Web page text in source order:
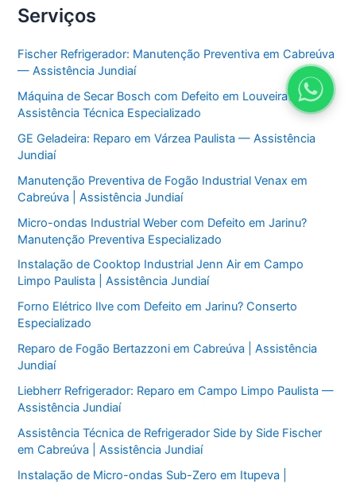
Serviços
Fischer Refrigerador: Manutenção Preventiva em Cabreúva
— Assistência Jundiaí
Máquina de Secar Bosch com Defeito em Louveira?
Assistência Técnica Especializado
GE Geladeira: Reparo em Várzea Paulista — Assistência
Jundiaí
Manutenção Preventiva de Fogão Industrial Venax em
Cabreúva | Assistência Jundiaí
Micro-ondas Industrial Weber com Defeito em Jarinu?
Manutenção Preventiva Especializado
Instalação de Cooktop Industrial Jenn Air em Campo
Limpo Paulista | Assistência Jundiaí
Forno Elétrico Ilve com Defeito em Jarinu? Conserto
Especializado
Reparo de Fogão Bertazzoni em Cabreúva | Assistência
Jundiaí
Liebherr Refrigerador: Reparo em Campo Limpo Paulista —
Assistência Jundiaí
Assistência Técnica de Refrigerador Side by Side Fischer
em Cabreúva | Assistência Jundiaí
Instalação de Micro-ondas Sub-Zero em Itupeva |